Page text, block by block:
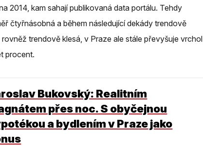
2014, kam sahají publikovaná data portálu. Tehdy
čtyřnásobná a během následující dekády trendově
trendově klesá, v Praze ale stále převyšuje vrchol
procent.
Bukovský: Realitním
přes noc. S obyčejnou
a bydlením v Praze jako